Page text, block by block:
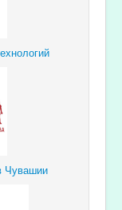
Чувашии